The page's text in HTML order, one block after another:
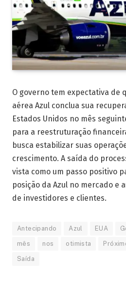
O governo tem expectativa de
aérea Azul conclua sua
Estados Unidos no mês
para a reestruturação
busca estabilizar suas
crescimento. A saída do
vista como um passo positivo
posição da Azul no mercado e
de investidores e clientes.
Antecipando Azul EUA
mês nos otimista
Saída